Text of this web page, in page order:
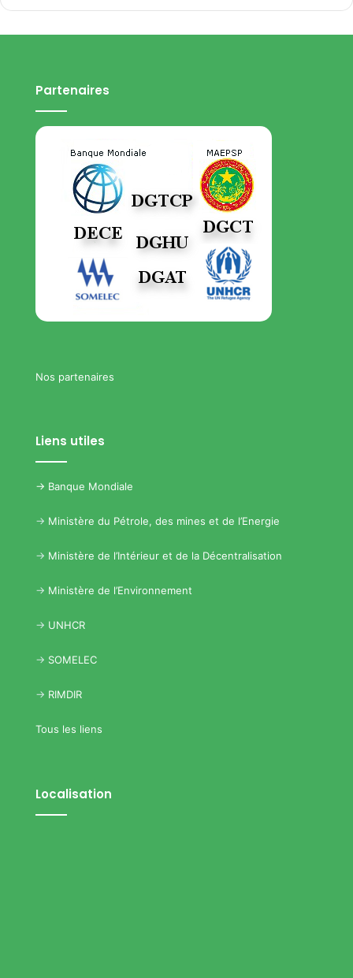
Partenaires
Nos partenaires
Liens utiles
-> Banque Mondiale
-> Ministère du Pétrole, des mines et de l’Energie
-> Ministère de l’Intérieur et de la Décentralisation
-> Ministère de l’Environnement
-> UNHCR
-> SOMELEC
-> RIMDIR
Tous les liens
Localisation